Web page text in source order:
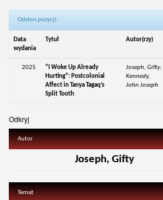
Odsłon pozycji:
Data
wydania
Tytuł Autor(rzy)
2025
“I Woke Up Already
Hurting”: Postcolonial
Affect in Tanya Tagaq’s
Split Tooth
Joseph, Gifty;
Kennedy,
John Joseph
Odkryj
Autor
Joseph, Gifty
Temat